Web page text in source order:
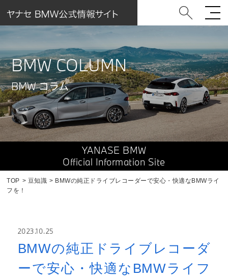
BMW COLUMN
BMW コラム
YANASE BMW
Official Information Site
TOP 豆知識
BMWの純正ドライブレコーダーで安心・快適なBMWライ
フを！
2023.10.25
BMWの純正ドライブレコーダ
ーで安心・快適なBMWライフ